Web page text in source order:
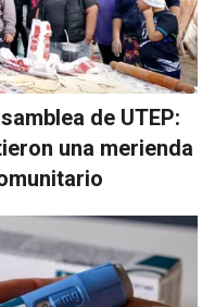
de UTEP:
una merienda